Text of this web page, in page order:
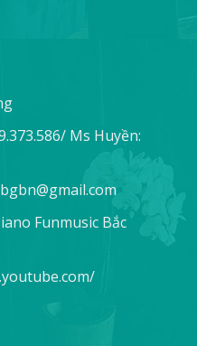
/ Ms Huyền:
Funmusic Bắc